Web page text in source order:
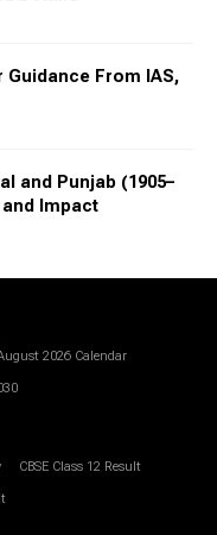
From IAS,
and Punjab (1905–
Impact
2026 Calendar
CBSE Class 12 Result